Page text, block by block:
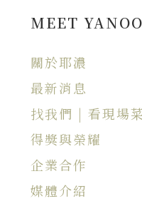
MEET
關於耶濃
最新消息
找我們 | 看現場
得獎與榮耀
企業合作
媒體介紹